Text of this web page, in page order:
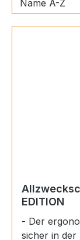
EDITION
- Der
sicher in der